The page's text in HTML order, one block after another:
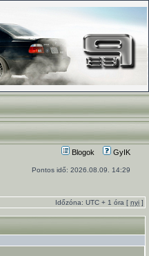
Blogok GyIK
Pontos idő: 2026.08.09. 14:29
Időzóna: UTC + 1 óra [ nyi ]